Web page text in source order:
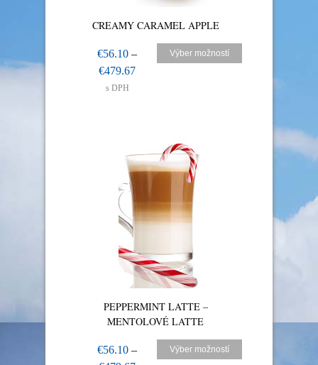
CREAMY CARAMEL APPLE
€56.10 –
€479.67
s DPH
Výber možností
PEPPERMINT LATTE –
MENTOLOVÉ LATTE
€56.10 –
Výber možností